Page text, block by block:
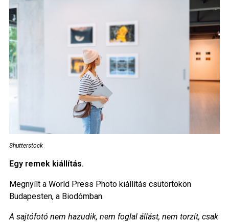
Shutterstock
Egy remek kiállítás.
Megnyílt a World Press Photo kiállítás csütörtökön
Budapesten, a Biodómban.
A sajtófotó nem hazudik, nem foglal állást, nem torzít, csak